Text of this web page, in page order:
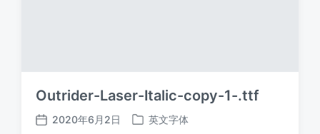
Outrider-Laser-Italic-copy-1-.ttf
发
2020年6月2日
发
英文字体